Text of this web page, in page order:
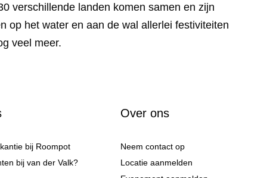
verschillende landen komen samen en zijn
op het water en aan de wal allerlei festiviteiten
veel meer.
bij Roompot
bij van der Valk?
Over ons
Neem contact op
Locatie aanmelden